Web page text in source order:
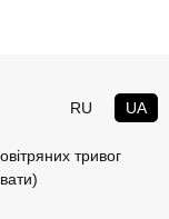
RU UA
тривог